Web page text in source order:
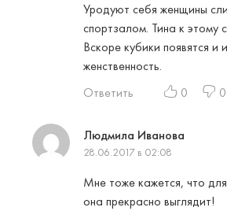
Уродуют себя женщины
спортзалом. Тина к этому
Вскоре кубики появятся и
женственность.
Ответить
0 0
Людмила Иванова
28.06.2017 в 02:08
Мне тоже кажется, что
она прекрасно выглядит!